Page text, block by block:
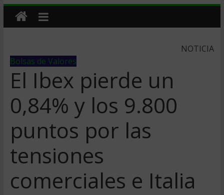
NOTICIA
Bolsas de Valores
El Ibex pierde un
0,84% y los 9.800
puntos por las
tensiones
comerciales e Italia